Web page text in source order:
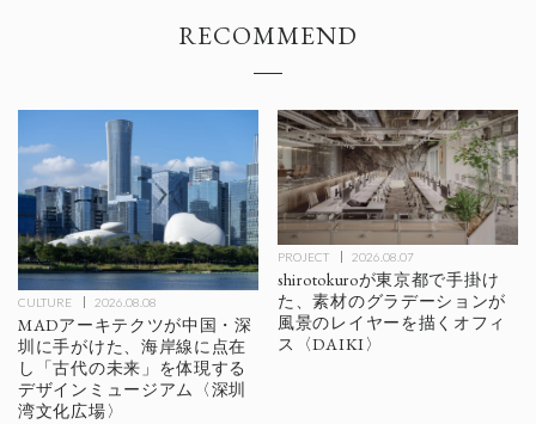
RECOMMEND
CULTURE 2026.08.08
MADアーキテクツが中国・深
圳に手がけた、海岸線に点在
し「古代の未来」を体現する
デザインミュージアム〈深圳
湾文化広場〉
PROJECT 2026.08.07
shirotokuroが東京都で手掛け
た、素材のグラデーションが
風景のレイヤーを描くオフィ
ス〈DAIKI〉